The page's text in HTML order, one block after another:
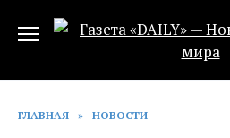
ГЛАВНАЯ » НОВОСТИ